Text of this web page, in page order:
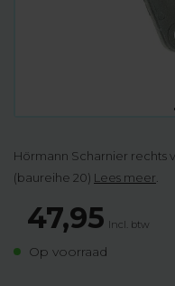
Hörmann Scharnier rechts
(baureihe 20) Lees meer
47,95 Incl. btw
Op voorraad